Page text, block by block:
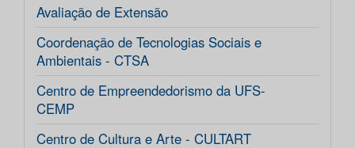
Avaliação de Extensão
Coordenação de Tecnologias Sociais e
Ambientais - CTSA
Centro de Empreendedorismo da UFS-
CEMP
Centro de Cultura e Arte - CULTART